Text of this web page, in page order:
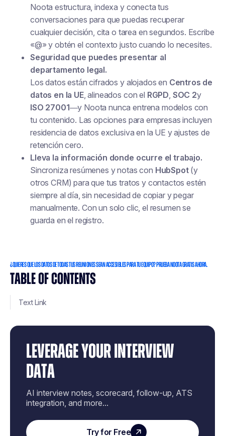
TABLE OF CONTENTS
Text Link
LEVERAGE YOUR INTERVIEW
DATA
AI interview notes, scorecard, follow-up, ATS
integration, and more...
Try for Free
Noota estructura, indexa y conecta tus
conversaciones para que puedas recuperar
cualquier decisión, cita o tarea en segundos. Escribe
«@» y obtén el contexto justo cuando lo necesites.
Seguridad que puedes presentar al
departamento legal.
Los datos están cifrados y alojados en Centros de
datos en la UE, alineados con el RGPD, SOC 2y
ISO 27001—y Noota nunca entrena modelos con
tu contenido. Las opciones para empresas incluyen
residencia de datos exclusiva en la UE y ajustes de
retención cero.
Lleva la información donde ocurre el trabajo.
Sincroniza resúmenes y notas con HubSpot(y
otros CRM) para que tus tratos y contactos estén
siempre al día, sin necesidad de copiar y pegar
manualmente. Con un solo clic, el resumen se
guarda en el registro.
¿QUIERES QUE LOS DATOS DE TODAS TUS REUNIONES SEAN ACCESIBLES PARA TU EQUIPO? PRUEBA NOOTA GRATIS AHORA.